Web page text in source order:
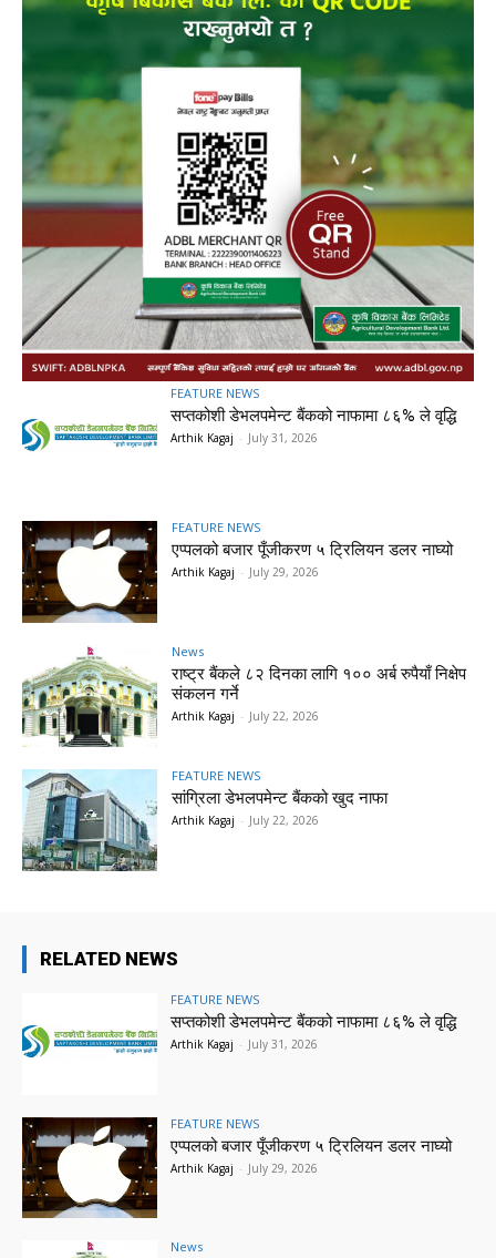
FEATURE NEWS
सप्तकोशी डेभलपमेन्ट बैंकको नाफामा ८६% ले वृद्धि
Arthik Kagaj - July 31, 2026
FEATURE NEWS
एप्पलको बजार पूँजीकरण ५ ट्रिलियन डलर नाघ्यो
Arthik Kagaj - July 29, 2026
News
राष्ट्र बैंकले ८२ दिनका लागि १०० अर्ब रुपैयाँ निक्षेप
संकलन गर्ने
Arthik Kagaj - July 22, 2026
FEATURE NEWS
सांग्रिला डेभलपमेन्ट बैंकको खुद नाफा
Arthik Kagaj - July 22, 2026
RELATED NEWS
FEATURE NEWS
सप्तकोशी डेभलपमेन्ट बैंकको नाफामा ८६% ले वृद्धि
Arthik Kagaj - July 31, 2026
FEATURE NEWS
एप्पलको बजार पूँजीकरण ५ ट्रिलियन डलर नाघ्यो
Arthik Kagaj - July 29, 2026
News